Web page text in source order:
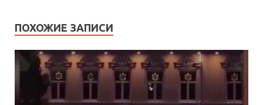
ПОХОЖИЕ ЗАПИСИ